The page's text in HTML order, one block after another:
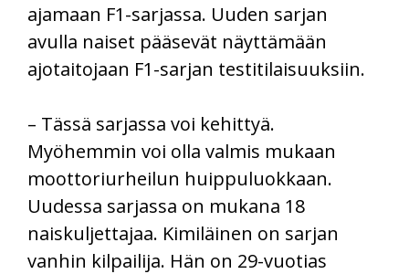
ajamaan F1-sarjassa. Uuden sarjan
avulla naiset pääsevät näyttämään
ajotaitojaan F1-sarjan testitilaisuuksiin.
– Tässä sarjassa voi kehittyä.
Myöhemmin voi olla valmis mukaan
moottoriurheilun huippuluokkaan.
Uudessa sarjassa on mukana 18
naiskuljettajaa. Kimiläinen on sarjan
vanhin kilpailija. Hän on 29-vuotias